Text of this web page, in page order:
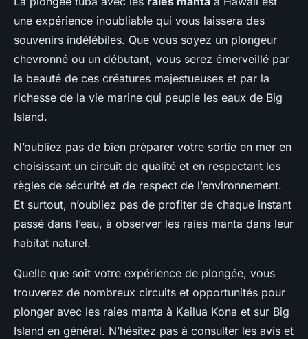
une expérience inoubliable qui vous laissera des
souvenirs indélébiles. Que vous soyez un plongeur
chevronné ou un débutant, vous serez émerveillé par
la beauté de ces créatures majestueuses et par la
richesse de la vie marine qui peuple les eaux de Big
Island.
N’oubliez pas de bien préparer votre sortie en mer en
choisissant un circuit de qualité et en respectant les
règles de sécurité et de respect de l’environnement.
Et surtout, n’oubliez pas de profiter de chaque instant
passé dans l’eau, à observer les raies manta dans leur
habitat naturel.
Quelle que soit votre expérience de plongée, vous
trouverez de nombreux circuits et opportunités pour
plonger avec les raies manta à Kailua Kona et sur Big
Island en général. N’hésitez pas à consulter les avis et